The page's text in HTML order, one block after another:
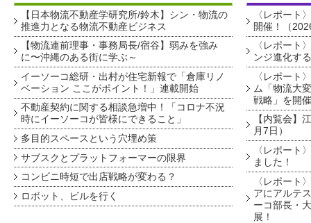
【日本物流不動産学研究所/鈴木】シン・物流の
推進力となる物流不動産ビジネス
【物流連前理事・事務局長/宿谷】弱みを強み
に〜沖縄のある街に学ぶ～
イーソーコ総研・出村が住宅新報で「倉庫リノ
ベーション ここがポイント！」連載開始
不動産契約に関する相談急増中！「コロナ不況
時にイーソーコが皆様にできること」
多目的スペースという穴埋め策
サブスクとプラットフォーマーの限界
コンビニ時短で出店戦略が変わる？
ロボット、ビルを行く
〈レポート
開催！（
〈レポート
ンジ進化す
〈レポート
ム「物流大
戦略」を開
【内覧会】
月7日）
〈レポート
ました！
〈レポート
アにアルテ
ーコ部長・
展！